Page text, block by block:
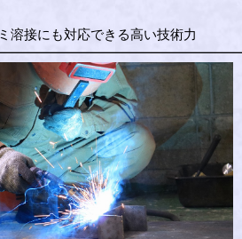
溶接にも対応できる高い技術力